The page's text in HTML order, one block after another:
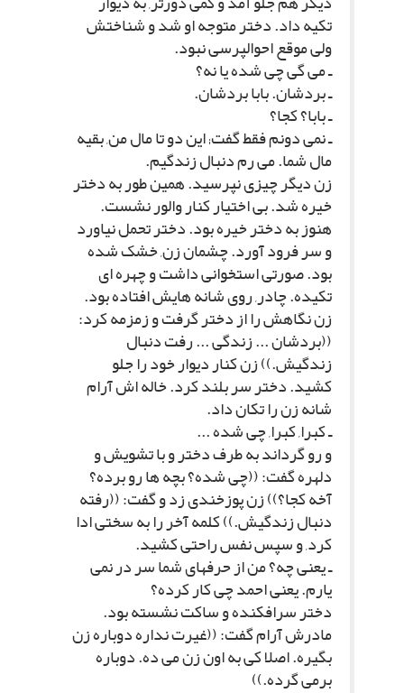
تکیه داد. دختر متوجه او شد و شناختش
ولى موقع احوالپرسى نبود.
ـ مى گى چى شده یا نه؟
ـ بردشان. بابا بردشان.
ـ بابا؟ کجا؟
ـ نمى دونم فقط گفت; این دو تا مال من, بقیه
مال شما. مى رم دنبال زندگیم.
زن دیگر چیزى نپرسید. همین طور به دختر
خیره شد. بى اختیار کنار والور نشست.
هنوز به دختر خیره بود. دختر تحمل نیاورد
و سر فرود آورد. چشمان زن, خشک شده
بود. صورتى استخوانى داشت و چهره اى
تکیده. چادر, روى شانه هایش افتاده بود.
زن نگاهش را از دختر گرفت و زمزمه کرد:
((بردشان ... زندگى ... رفت دنبال
زندگیش.)) زن کنار دیوار خود را جلو
کشید. دختر سر بلند کرد. خاله اش آرام
شانه زن را تکان داد.
ـ کبرا, کبرا, چى شده ...
و رو گرداند به طرف دختر و با تشویش و
دلهره گفت: ((چى شده؟ بچه ها رو برده؟
آخه کجا؟)) زن پوزخندى زد و گفت: ((رفته
دنبال زندگیش.)) کلمه آخر را به سختى ادا
کرد, و سپس نفس راحتى کشید.
ـ یعنى چه؟ من از حرفهاى شما سر در نمى
یارم. یعنى احمد چى کار کرده؟
دختر سرافکنده و ساکت نشسته بود.
مادرش آرام گفت: ((غیرت نداره دوباره زن
بگیره. اصلا کى به اون زن مى ده. دوباره
برمى گرده.))